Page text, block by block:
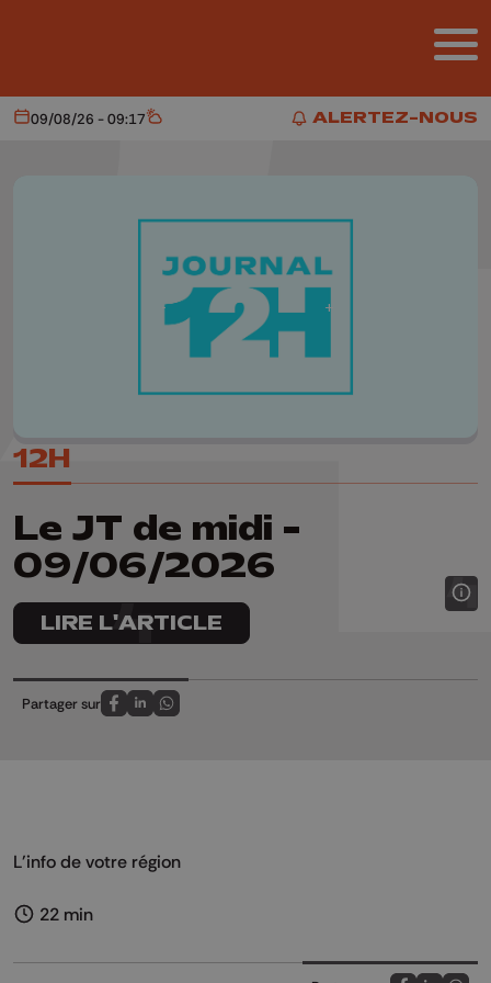
ALERTEZ-NOUS
ALERTEZ-NOUS
Aujourd'hui
09/08/26 - 09:17 Météo
12H
Le JT de midi -
09/06/2026
LIRE L'ARTICLE
Partager sur
Partagez sur FaceBook
Partagez sur LinkedIn
Partagez sur Whatsapp
L'info de votre région
22 min